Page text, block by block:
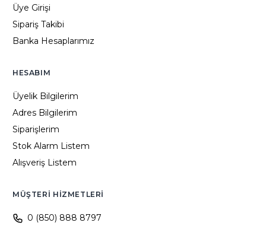
Üye Girişi
Sipariş Takibi
Banka Hesaplarımız
HESABIM
Üyelik Bilgilerim
Adres Bilgilerim
Siparişlerim
Stok Alarm Listem
Alışveriş Listem
MÜŞTERI HIZMETLERI
0 (850) 888 8797